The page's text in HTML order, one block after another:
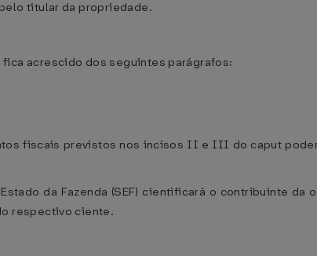
titular da propriedade.
fica acrescido dos seguintes parágrafos:
fiscais previstos nos incisos II e III do caput
da Fazenda (SEF) cientificará o contribuinte
respectivo ciente.